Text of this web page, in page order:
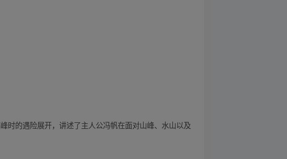
时的遇险展开，讲述了主人公冯帆在面对山峰、水山以及